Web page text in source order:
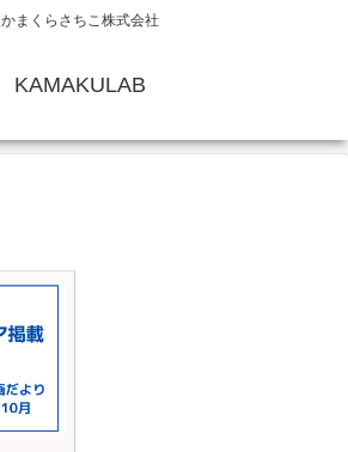
かまくらさちこ株式会社
KAMAKULAB